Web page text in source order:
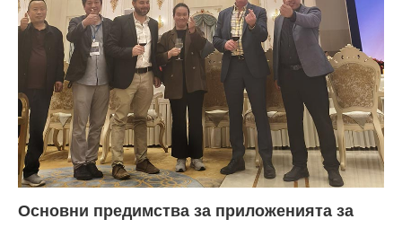
Основни предимства за приложенията за